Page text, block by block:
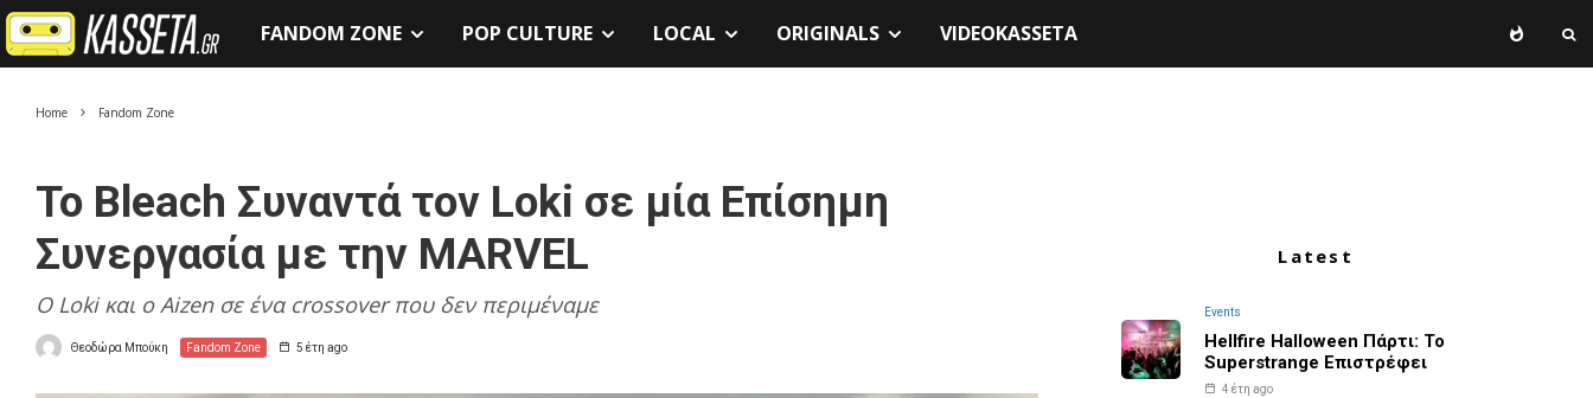
FANDOM ZONE POP CULTURE LOCAL ORIGINALS VIDEOKASSETA
Home Fandom Zone
Το Bleach Συναντά τον Loki σε μία Επίσημη
Συνεργασία με την MARVEL
Ο Loki και ο Aizen σε ένα crossover που δεν περιμέναμε
Θεοδώρα Μπούκη Fandom Zone 5 έτη ago
Latest
Events
Hellfire Halloween Πάρτι: Το
Superstrange Επιστρέφει
4 έτη ago